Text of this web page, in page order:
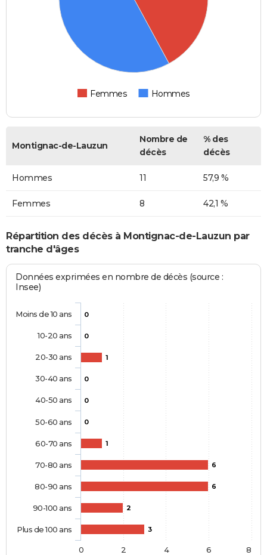
Femmes Hommes
Montignac-de-Lauzun
Nombre de
décès
% des
décès
Hommes 11 57,9 %
Femmes 8 42,1 %
Répartition des décès à Montignac-de-Lauzun par
tranche d'âges
Données exprimées en nombre de décès (source :
Insee)
0
0
1
0
0
0
1
6
6
2
3
Moins de 10 ans
10-20 ans
20-30 ans
30-40 ans
40-50 ans
50-60 ans
60-70 ans
70-80 ans
80-90 ans
90-100 ans
Plus de 100 ans
0 2 4 6 8